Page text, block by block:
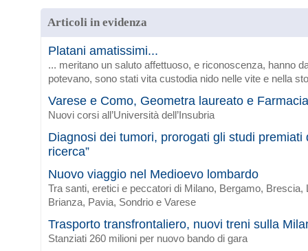
Articoli in evidenza
Platani amatissimi...
... meritano un saluto affettuoso, e riconoscenza, hanno
potevano, sono stati vita custodia nido nelle vite e nella
Varese e Como, Geometra laureato e Farmacia
Nuovi corsi all’Università dell’Insubria
Diagnosi dei tumori, prorogati gli studi premiati
ricerca”
Nuovo viaggio nel Medioevo lombardo
Tra santi, eretici e peccatori di Milano, Bergamo, Brescia,
Brianza, Pavia, Sondrio e Varese
Trasporto transfrontaliero, nuovi treni sulla
Stanziati 260 milioni per nuovo bando di gara